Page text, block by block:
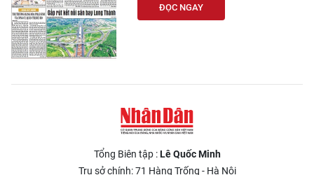
ĐỌC NGAY
Tổng Biên tập :Lê Quốc Minh
Trụ sở chính: 71 Hàng Trống - Hà Nội